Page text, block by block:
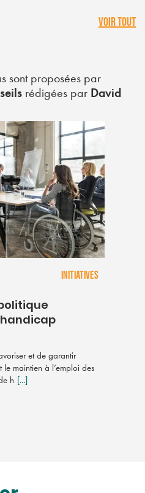
VOIR TOUT
sont proposées par
rédigées par David
et de garantir
le maintien à l’emploi des
h [...]
INITIATIVES